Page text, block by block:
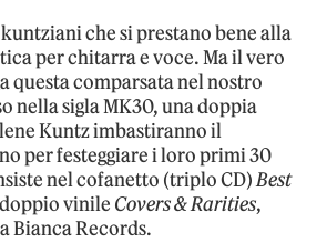
che si prestano bene alla
per chitarra e voce. Ma il vero
questa comparsata nel nostro
nella sigla MK30, una doppia
Kuntz imbastiranno il
per festeggiare i loro primi 30
nel cofanetto (triplo CD)Best
vinile Covers & Rarities,
Bianca Records.